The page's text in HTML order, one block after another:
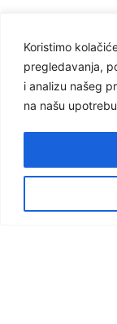
Koristimo
pregledavanja,
i analizu našeg
na našu
Važnije
e-dnevnik
NCVVO